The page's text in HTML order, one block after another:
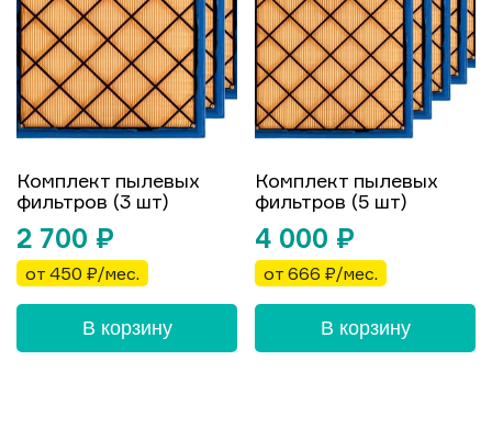
Комплект пылевых
фильтров (3 шт)
2 700 ₽
от 450 ₽/мес.
В корзину
Комплект пылевых
фильтров (5 шт)
4 000 ₽
от 666 ₽/мес.
В корзину